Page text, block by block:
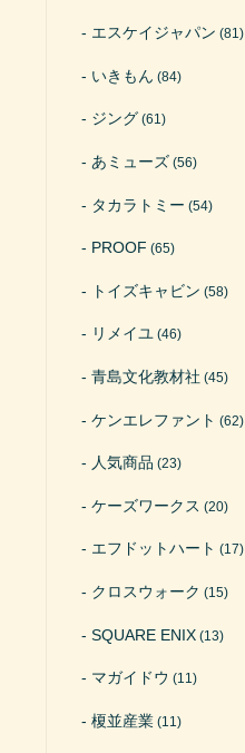
エスケイジャパン (81)
いきもん (84)
ジング (61)
あミューズ (56)
タカラトミー (54)
PROOF (65)
トイズキャビン (58)
リメイユ (46)
青島文化教材社 (45)
ケンエレファント (62)
人気商品 (23)
ケーズワークス (20)
エフドットハート (17)
クロスウォーク (15)
SQUARE ENIX (13)
マガイドウ (11)
榎並産業 (11)